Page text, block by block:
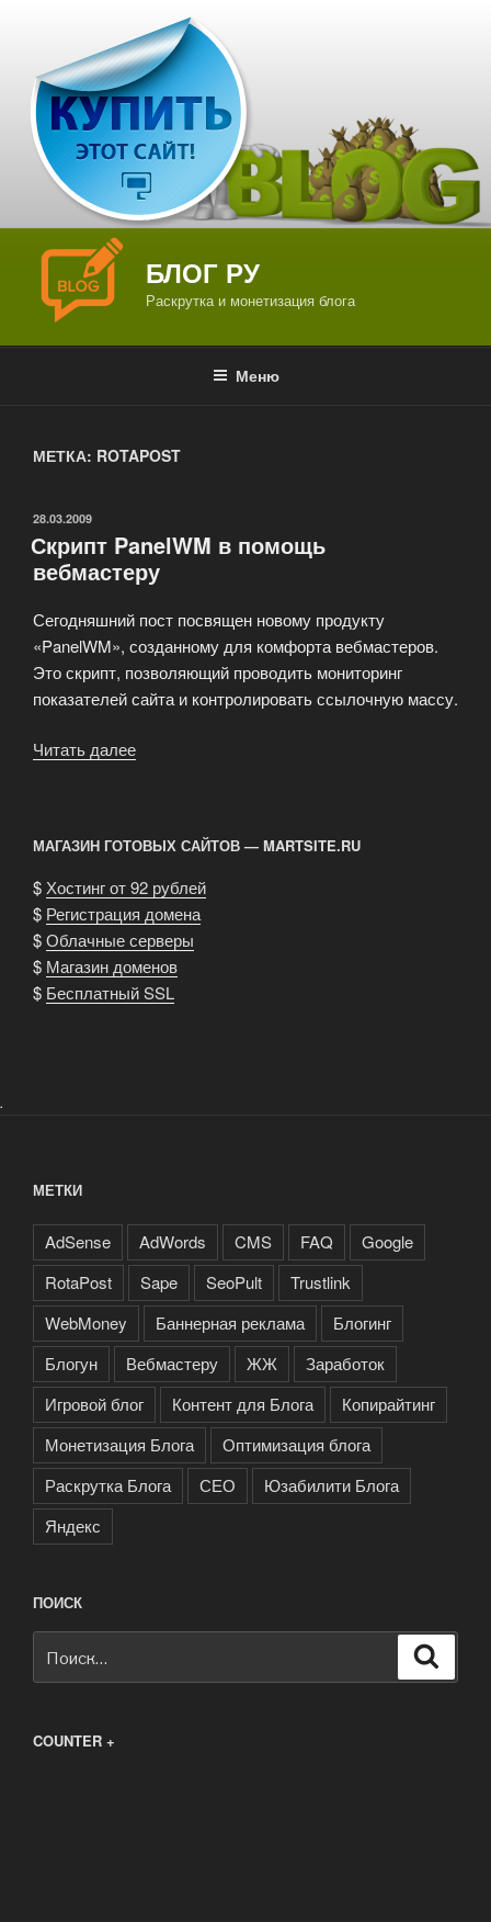
содержимому
БЛОГ РУ
Раскрутка и монетизация блога
Меню
МЕТКА: ROTAPOST
ОПУБЛИКОВАНО
28.03.2009
Скрипт PanelWM в помощь
вебмастеру
Сегодняшний пост посвящен новому продукту
«PanelWM», созданному для комфорта вебмастеров.
Это скрипт, позволяющий проводить мониторинг
показателей сайта и контролировать ссылочную массу.
Читать далее
вебмастеру»
МАГАЗИН ГОТОВЫХ САЙТОВ — MARTSITE.RU
$Хостинг от 92 рублей
$ Регистрация домена
$Облачные серверы
$ Магазин доменов
$ Бесплатный SSL
.
МЕТКИ
AdSense AdWords CMS FAQ
Google
RotaPost
Sape SeoPult
Trustlink
WebMoney
Баннерная реклама
Блогинг
Блогун
Вебмастеру ЖЖ
Заработок
Игровой блог
Контент для Блога
Копирайтинг
Монетизация Блога
Оптимизация блога
Раскрутка Блога
СЕО
Юзабилити Блога
Яндекс
ПОИСК
COUNTER +